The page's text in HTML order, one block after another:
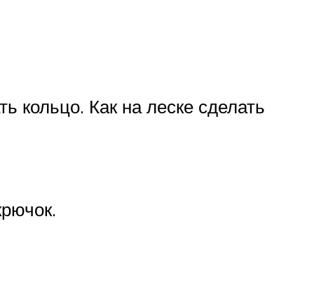
кольцо. Как на леске сделать